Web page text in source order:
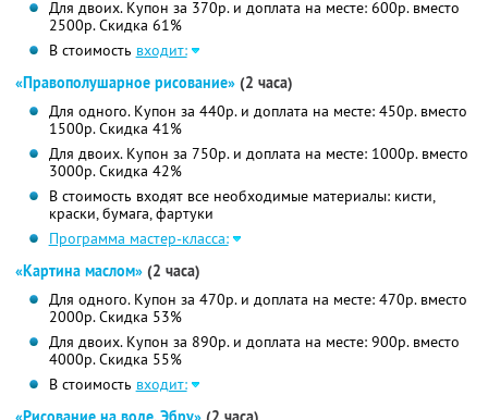
Для двоих. Купон за 370р. и доплата на месте: 600р. вместо
2500р. Скидка 61%
В стоимость входит:
«Правополушарное рисование» (2 часа)
Для одного. Купон за 440р. и доплата на месте: 450р. вместо
1500р. Скидка 41%
Для двоих. Купон за 750р. и доплата на месте: 1000р. вместо
3000р. Скидка 42%
В стоимость входят все необходимые материалы: кисти,
краски, бумага, фартуки
Программа мастер-класса:
«Картина маслом» (2 часа)
Для одного. Купон за 470р. и доплата на месте: 470р. вместо
2000р. Скидка 53%
Для двоих. Купон за 890р. и доплата на месте: 900р. вместо
4000р. Скидка 55%
В стоимость входит: